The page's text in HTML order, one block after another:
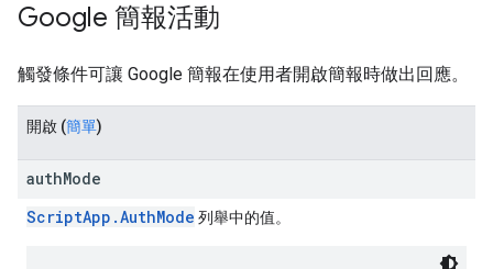
Google 簡報活動
觸發條件可讓 Google 簡報在使用者開啟簡報時做出回應。
開啟 (簡單)
authMode
ScriptApp.AuthMode 列舉中的值。